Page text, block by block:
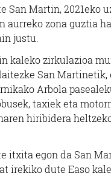
San Martin, 2021eko
aurreko zona guztia
justu.
kaleko zirkulazioa
San
Arbola
taxiek eta
hiribidera
itxita egon da San
irekiko dute Easo